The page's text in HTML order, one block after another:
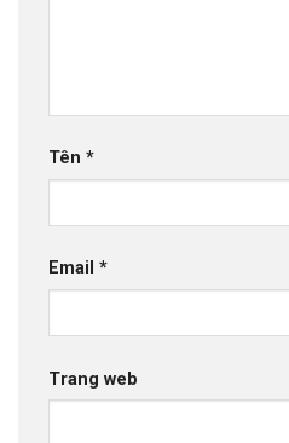
Tên *
Email *
Trang web